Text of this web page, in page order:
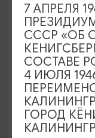
ОТЕЛИ,
Отель
Зеленоградск
4
7 АПРЕЛЯ
СССР «ОБ
СОСТАВЕ
4 ИЮЛЯ
ГОРОД